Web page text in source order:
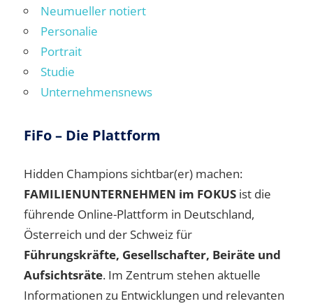
Neumueller notiert
Personalie
Portrait
Studie
Unternehmensnews
FiFo – Die Plattform
Hidden Champions sichtbar(er) machen:
FAMILIENUNTERNEHMEN im FOKUS ist die
führende Online-Plattform in Deutschland,
Österreich und der Schweiz für
Führungskräfte, Gesellschafter, Beiräte und
Aufsichtsräte. Im Zentrum stehen aktuelle
Informationen zu Entwicklungen und relevanten